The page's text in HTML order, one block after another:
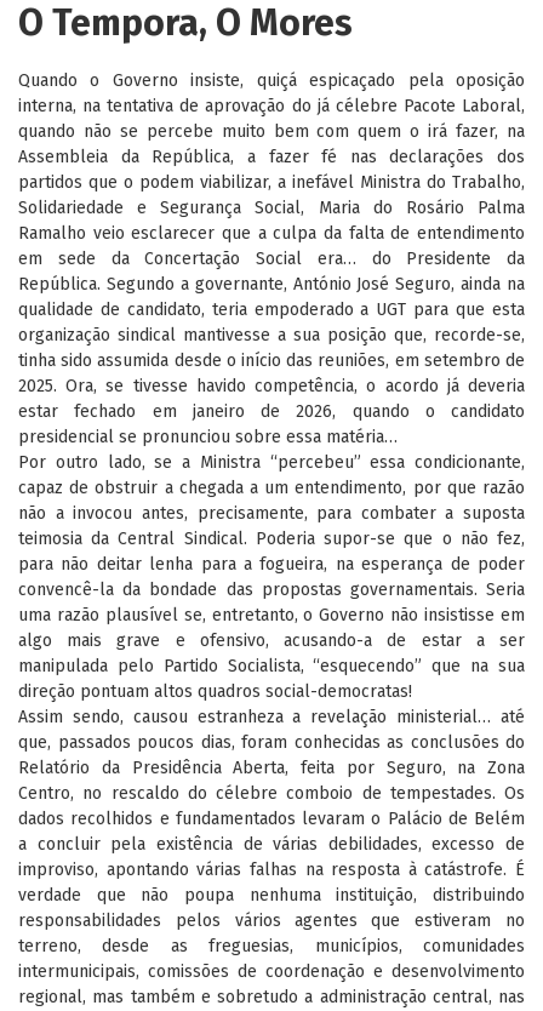
O Tempora, O Mores
Quando o Governo insiste, quiçá espicaçado pela oposição
interna, na tentativa de aprovação do já célebre Pacote Laboral,
quando não se percebe muito bem com quem o irá fazer, na
Assembleia da República, a fazer fé nas declarações dos
partidos que o podem viabilizar, a inefável Ministra do Trabalho,
Solidariedade e Segurança Social, Maria do Rosário Palma
Ramalho veio esclarecer que a culpa da falta de entendimento
em sede da Concertação Social era… do Presidente da
República. Segundo a governante, António José Seguro, ainda na
qualidade de candidato, teria empoderado a UGT para que esta
organização sindical mantivesse a sua posição que, recorde-se,
tinha sido assumida desde o início das reuniões, em setembro de
2025. Ora, se tivesse havido competência, o acordo já deveria
estar fechado em janeiro de 2026, quando o candidato
presidencial se pronunciou sobre essa matéria…
Por outro lado, se a Ministra “percebeu” essa condicionante,
capaz de obstruir a chegada a um entendimento, por que razão
não a invocou antes, precisamente, para combater a suposta
teimosia da Central Sindical. Poderia supor-se que o não fez,
para não deitar lenha para a fogueira, na esperança de poder
convencê-la da bondade das propostas governamentais. Seria
uma razão plausível se, entretanto, o Governo não insistisse em
algo mais grave e ofensivo, acusando-a de estar a ser
manipulada pelo Partido Socialista, “esquecendo” que na sua
direção pontuam altos quadros social-democratas!
Assim sendo, causou estranheza a revelação ministerial… até
que, passados poucos dias, foram conhecidas as conclusões do
Relatório da Presidência Aberta, feita por Seguro, na Zona
Centro, no rescaldo do célebre comboio de tempestades. Os
dados recolhidos e fundamentados levaram o Palácio de Belém
a concluir pela existência de várias debilidades, excesso de
improviso, apontando várias falhas na resposta à catástrofe. É
verdade que não poupa nenhuma instituição, distribuindo
responsabilidades pelos vários agentes que estiveram no
terreno, desde as freguesias, municípios, comunidades
intermunicipais, comissões de coordenação e desenvolvimento
regional, mas também e sobretudo a administração central, nas